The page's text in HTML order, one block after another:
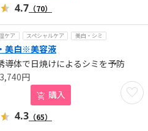
4.7 （70）
ケア スペシャルケア 美白・シミ
美白※美容液
導体で日焼けによるシミを予防
お気
3,740円
購入
4.3 （65）